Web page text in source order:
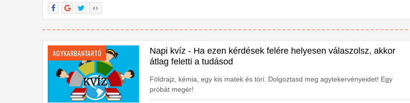
AGYKARBANTARTÓ
Napi kvíz - Ha ezen kérdések felére helyesen válaszolsz, akkor
átlag feletti a tudásod
Földrajz, kémia, egy kis matek és töri. Dolgoztasd meg agytekervényeidet! Egy
próbát megér!